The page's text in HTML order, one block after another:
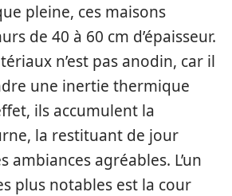
pleine, ces maisons
de 40 à 60 cm d’épaisseur.
n’est pas anodin, car il
une inertie thermique
ils accumulent la
la restituant de jour
ambiances agréables. L’un
plus notables est la cour